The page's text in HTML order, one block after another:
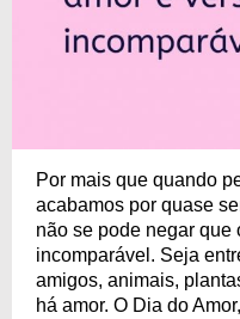
Por mais que quando
acabamos por quase
não se pode negar que
incomparável. Seja
amigos, animais,
há amor. O Dia do